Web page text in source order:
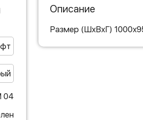
04
Описание
Размер (ШхВхГ)